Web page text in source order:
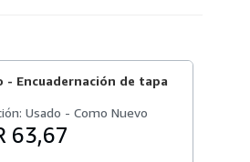
- Encuadernación de tapa
Usado - Como Nuevo
63,67